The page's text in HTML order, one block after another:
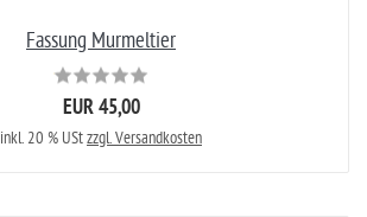
Fassung Murmeltier
EUR 45,00
inkl. 20 % UStzzgl. Versandkosten